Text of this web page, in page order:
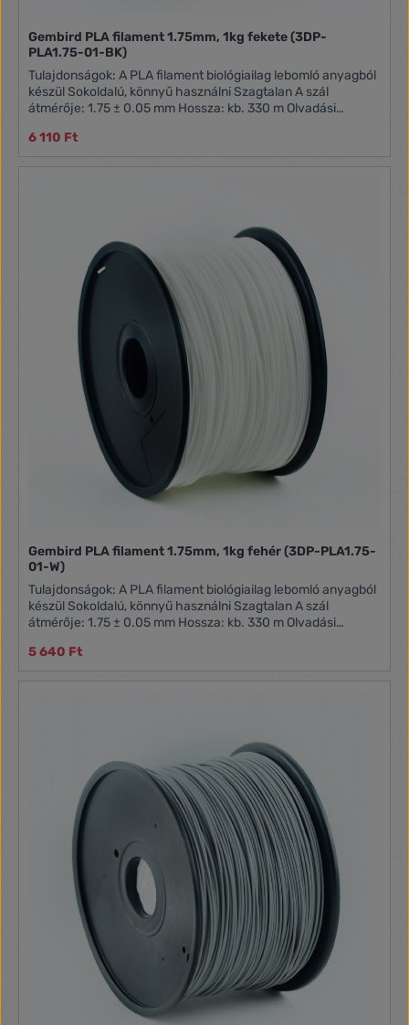
Gembird PLA filament 1.75mm, 1kg fekete (3DP-
PLA1.75-01-BK)
Tulajdonságok: A PLA filament biológiailag lebomló anyagból
készül Sokoldalú, könnyű használni Szagtalan A szál
átmérője: 1.75 ± 0.05 mm Hossza: kb. 330 m Olvadási
6 110 Ft
Gembird PLA filament 1.75mm, 1kg fehér (3DP-PLA1.75-
01-W)
Tulajdonságok: A PLA filament biológiailag lebomló anyagból
készül Sokoldalú, könnyű használni Szagtalan A szál
átmérője: 1.75 ± 0.05 mm Hossza: kb. 330 m Olvadási
5 640 Ft